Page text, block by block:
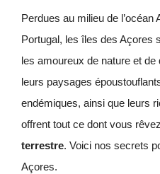
Perdues au milieu de l’océan
Portugal, les îles des Açores
les amoureux de nature et
leurs paysages
endémiques, ainsi que leurs
offrent tout ce dont vous
terrestre. Voici nos secrets
Açores.